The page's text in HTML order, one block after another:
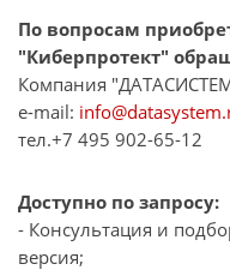
По вопросам
"Киберпротект"
Компания
e-mail:
тел.+7 495 902-65-12
Доступно по запросу:
- Консультация и
версия;